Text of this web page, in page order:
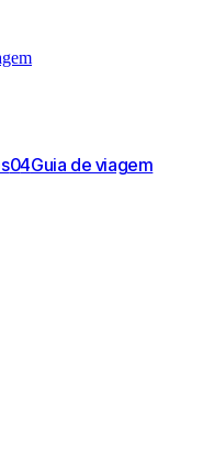
04Guia de viagem